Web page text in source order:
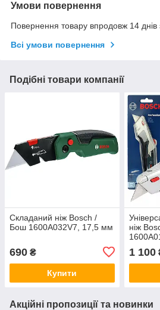
Умови повернення
Повернення товару впродовж 14 днів
Всі умови повернення
Подібні товари компанії
Складаний ніж Bosch /
Бош 1600A032V7, 17,5 мм
690 ₴
Купити
ніж
1 100
Акційні пропозиції та новинки